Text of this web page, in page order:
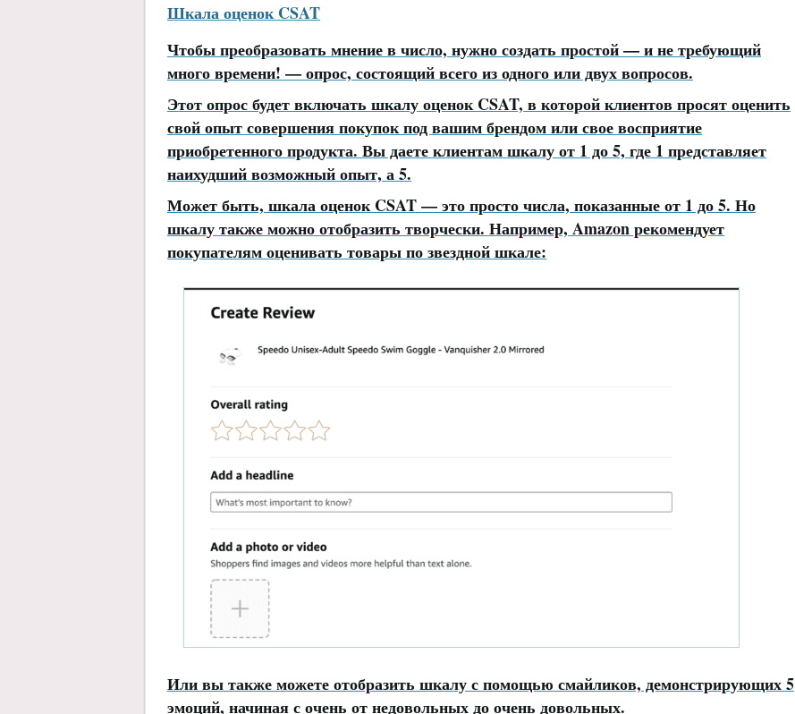
Шкала оценок CSAT
Чтобы преобразовать мнение в число, нужно создать простой — и не требующий
много времени! — опрос, состоящий всего из одного или двух вопросов.
Этот опрос будет включать шкалу оценок CSAT, в которой клиентов просят оценить
свой опыт совершения покупок под вашим брендом или свое восприятие
приобретенного продукта. Вы даете клиентам шкалу от 1 до 5, где 1 представляет
наихудший возможный опыт, а 5.
Может быть, шкала оценок CSAT — это просто числа, показанные от 1 до 5. Но
шкалу также можно отобразить творчески. Например, Amazon рекомендует
покупателям оценивать товары по звездной шкале:
Или вы также можете отобразить шкалу с помощью смайликов, демонстрирующих 5
эмоций, начиная с очень от недовольных до очень довольных.